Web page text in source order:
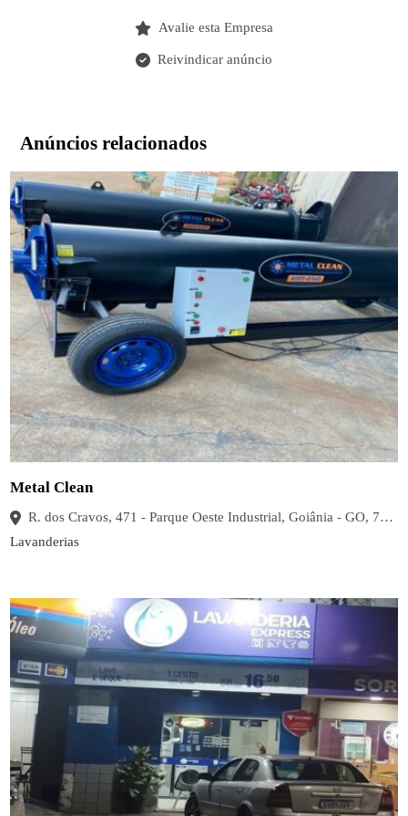
Avalie esta Empresa
Reivindicar anúncio
Anúncios relacionados
Metal Clean
R. dos Cravos, 471 - Parque Oeste Industrial, Goiânia - GO, 74375-520, Brasil
Lavanderias